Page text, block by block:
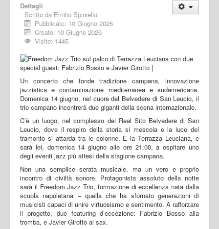
Dettagli
Scritto da Emilio Spiniello
Pubblicato: 10 Giugno 2026
Creato: 10 Giugno 2026
Visite: 1445
Un concerto che fonde tradizione campana, innovazione
jazzistica e contaminazione mediterranea e sudamericana.
Domenica 14 giugno, nel cuore del Belvedere di San Leucio, il
trio campano incontrerà due giganti della scena internazionale.
C’è un luogo, nel complesso del Real Sito Belvedere di San
Leucio, dove il respiro della storia si mescola e la luce del
tramonto si attarda tra le colonne. È la Terrazza Leuciana, e
sarà lei, domenica 14 giugno alle ore 21:00, a ospitare uno
degli eventi jazz più attesi della stagione campana.
Non una semplice serata musicale, ma un vero e proprio
incontro di civiltà sonore. Protagonista assoluto della notte
sarà il Freedom Jazz Trio, formazione di eccellenza nata dalla
scuola napoletana – quella che ha sfornato generazioni di
musicisti capaci di unire virtuosismo e sentimento. A rafforzare
il progetto, due featuring d’eccezione: Fabrizio Bosso alla
tromba, e Javier Girotto al sax.